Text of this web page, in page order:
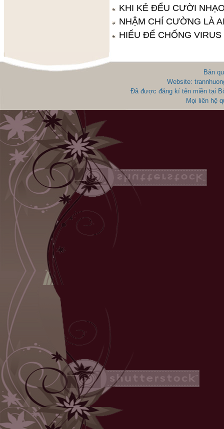
KHI KẺ ĐỂU CƯỜI
NHẬM CHÍ CƯỜNG LÀ
HIỂU ĐỂ CHỐNG VIRUS
Bản
Website:
Đã được đăng kí tên miền tại
Mọi liên hệ